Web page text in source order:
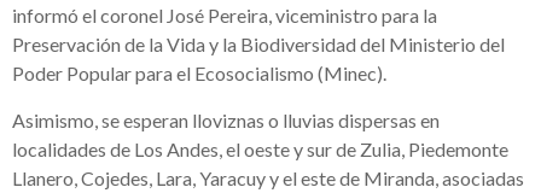
informó el coronel José Pereira, viceministro para la
Preservación de la Vida y la Biodiversidad del Ministerio del
Poder Popular para el Ecosocialismo (Minec).
Asimismo, se esperan lloviznas o lluvias dispersas en
localidades de Los Andes, el oeste y sur de Zulia, Piedemonte
Llanero, Cojedes, Lara, Yaracuy y el este de Miranda, asociadas